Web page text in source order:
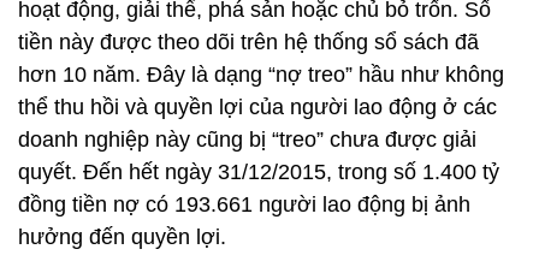
hoạt động, giải thể, phá sản hoặc chủ bỏ trốn. Số
tiền này được theo dõi trên hệ thống sổ sách đã
hơn 10 năm. Đây là dạng “nợ treo” hầu như không
thể thu hồi và quyền lợi của người lao động ở các
doanh nghiệp này cũng bị “treo” chưa được giải
quyết. Đến hết ngày 31/12/2015, trong số 1.400 tỷ
đồng tiền nợ có 193.661 người lao động bị ảnh
hưởng đến quyền lợi.